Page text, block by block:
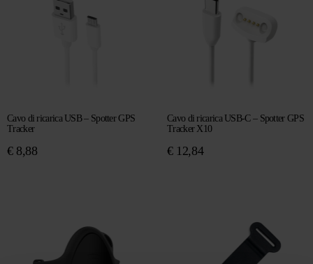
Cavo di ricarica USB – Spotter GPS
Tracker
€8,88
Cavo di ricarica USB-C – Spotter GPS
Tracker X10
€12,84